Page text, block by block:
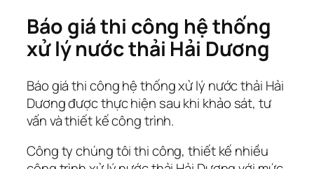
Báo giá thi công hệ thống
xử lý nước thải Hải Dương
Báo giá thi công hệ thống xử lý nước thải Hải
Dương được thực hiện sau khi khảo sát, tư
vấn và thiết kế công trình.
Công ty chúng tôi thi công, thiết kế nhiều